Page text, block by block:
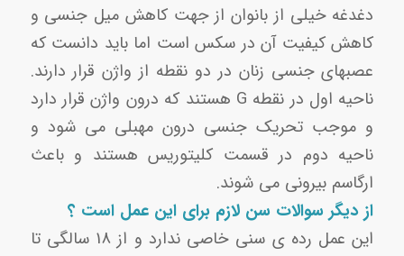
دغدغه خیلی از بانوان از جهت کاهش میل جنسی و
کاهش کیفیت آن در سکس است اما باید دانست که
عصبهای جنسی زنان در دو نقطه از واژن قرار دارند.
ناحیه اول در نقطه G هستند که درون واژن قرار دارد
و موجب تحریک جنسی درون مهبلی می شود و
ناحیه دوم در قسمت کلیتوریس هستند و باعث
ارگاسم بیرونی می شوند.
از دیگر سوالات سن لازم برای این عمل است ؟
این عمل رده ی سنی خاصی ندارد و از 18 سالگی تا